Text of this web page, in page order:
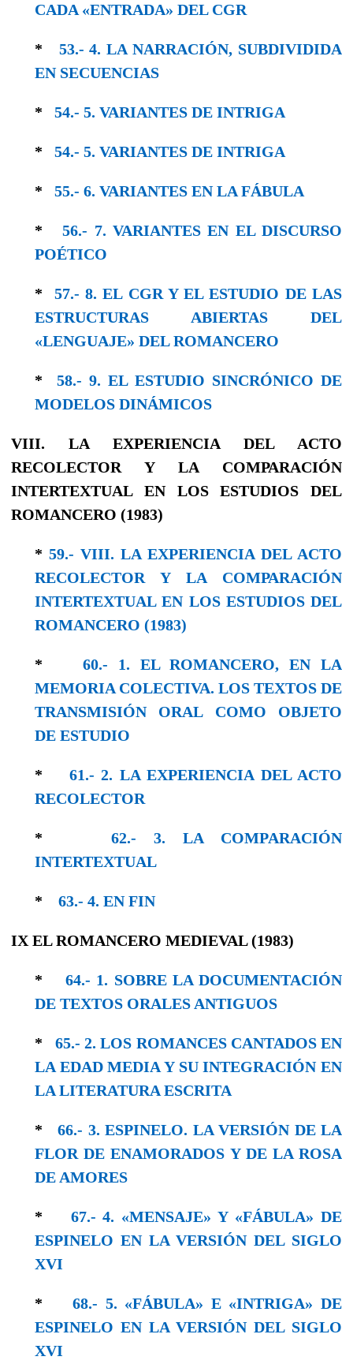
CADA «ENTRADA» DEL CGR
* 53.- 4. LA NARRACIÓN, SUBDIVIDIDA
EN SECUENCIAS
* 54.- 5. VARIANTES DE INTRIGA
* 54.- 5. VARIANTES DE INTRIGA
* 55.- 6. VARIANTES EN LΑ FÁBULA
*56.- 7. VARIANTES EN EL DISCURSO
POÉTICO
* 57.- 8. EL CGR Y EL ESTUDIO DE LAS
ESTRUCTURAS ABIERTAS DEL
«LENGUAJE» DEL ROMANCERO
* 58.- 9. EL ESTUDIO SINCRÓNICO DE
MODELOS DINÁMICOS
VIII. LA EXPERIENCIA DEL ACTO
RECOLECTOR Y LA COΜΡΑRACΙÓΝ
INTERTEXTUAL EN LOS ESTUDIOS DEL
ROMANCERO (1983)
* 59.- VIII. LA EXPERIENCIA DEL ACTO
RECOLECTOR Y LA COΜΡΑRACΙÓΝ
INTERTEXTUAL EN LOS ESTUDIOS DEL
ROMANCERO (1983)
*60.- 1. EL ROMANCERO, EΝ LA
MEMORIA COLECTIVA. LOS TEXTOS DE
TRANSMISIÓN ORAL COΜO OBJEΤO
DE ESTUDIO
* 61.- 2. LA EXPERIENCIA DEL ACTO
RECOLECTOR
*62.- 3. LA COMPARACIÓN
INTERTEXTUAL
* 63.- 4. EΝ FΙΝ
IX EL ROMANCERO MEDIEVAL (1983)
* 64.- 1. SOBRE LA DOCUMENTACIÓN
DE TEXTOS ORALES ANTIGUOS
* 65.- 2. LOS ROMANCES CANTADOS EN
LA EDAD MEDIA Y SU INTEGRACIÓN EN
LA LITERATURA ESCRITA
*66.- 3. ESPINELO. LA VERSIÓN DE LA
FLOR DE ENAMORADOS Y DE LA ROSA
DE AMORES
* 67.- 4. «MENSAJE» Y «FÁBULA» DE
ESPINELO EN LA VERSIÓN DEL SIGLO
XVΙ
*68.- 5. «FÁBULA» E «INTRIGA» DE
ESPINELO EN LA VERSIÓN DEL SIGLO
XVI